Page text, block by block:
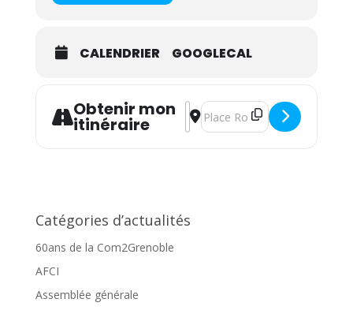
CALENDRIER GOOGLECAL
Obtenir mon
itinéraire
Address - Petit déjeuner des
Destination Address - Petit
Catégories d’actualités
60ans de la Com2Grenoble
AFCI
Assemblée générale